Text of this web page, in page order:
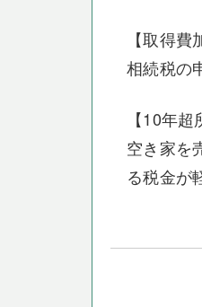
【取得費
相続税の
【10年
空き家を
る税金が